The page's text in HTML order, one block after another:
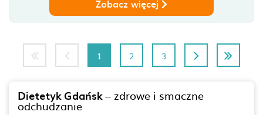
Zobacz więcej
1 2 3
Dietetyk Gdańsk– zdrowe i smaczne
odchudzanie